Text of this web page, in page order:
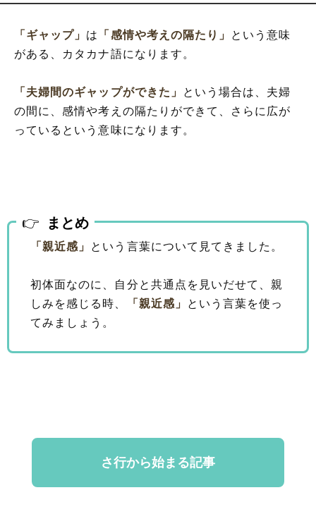
「ギャップ」 は 「感情や考えの隔たり」
という意味
がある、カタカナ語になります。
「夫婦間のギャップができた」
という場合は、夫婦
の間に、感情や考えの隔たりができて、さらに広が
っているという意味になります。
まとめ
「親近感」 という言葉について見てきました。
初体面なのに、自分と共通点を見いだせて、親
しみを感じる時、
「親近感」
という言葉を使っ
てみましょう。
さ行から始まる記事